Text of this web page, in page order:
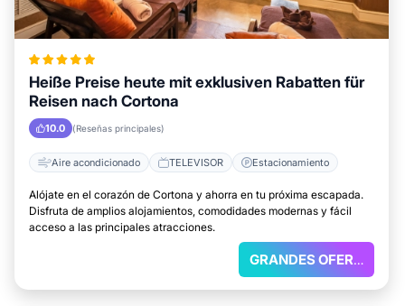
Heiße Preise heute mit exklusiven Rabatten für
Reisen nach Cortona
10.0 (Reseñas principales)
Aire acondicionado TELEVISOR Estacionamiento
Alójate en el corazón de Cortona y ahorra en tu próxima escapada.
Disfruta de amplios alojamientos, comodidades modernas y fácil
acceso a las principales atracciones.
GRANDES OFERTAS